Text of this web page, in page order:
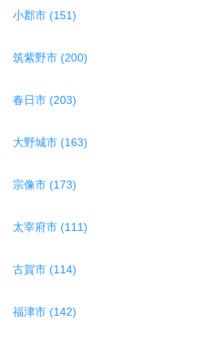
小郡市 (151)
筑紫野市 (200)
春日市 (203)
大野城市 (163)
宗像市 (173)
太宰府市 (111)
古賀市 (114)
福津市 (142)